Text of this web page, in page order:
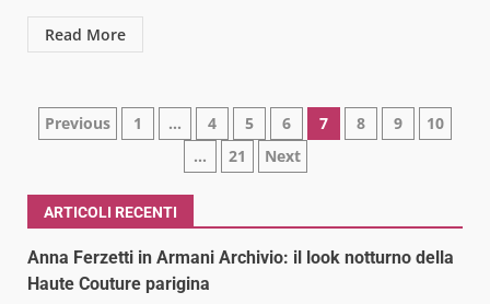
Read More
Paginazione
articoli
Previous 1 … 4 5 6 7 8 9
10
…
21 Next
ARTICOLI RECENTI
Anna Ferzetti in Armani Archivio: il look notturno della
Haute Couture parigina